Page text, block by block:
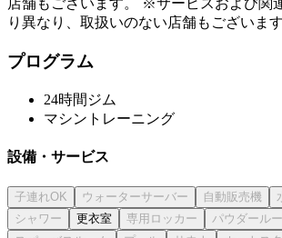
店舗もございます。 ※サービスおよび関
り異なり、取扱いのない店舗もございます
プログラム
24時間ジム
マシントレーニング
設備・サービス
更衣室